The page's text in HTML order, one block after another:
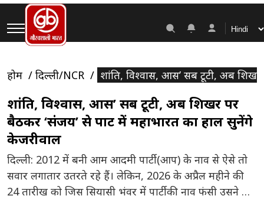
होम दिल्ली/NCR शांति, विश्वास, आस’ सब टूटी, अब शिखर
शांति, विश्वास, आस’ सब टूटी, अब शिखर पर
बैठकर ‘संजय’ से पार्टी में महाभारत का हाल सुनेंगे
केजरीवाल
दिल्ली: 2012 में बनी आम आदमी पार्टी (आप) के नाव से ऐसे तो
सवार लगातार उतरते रहे हैं। लेकिन, 2026 के अप्रैल महीने की
24 तारीख को जिस सियासी भंवर में पार्टी की नाव फंसी उसने तो